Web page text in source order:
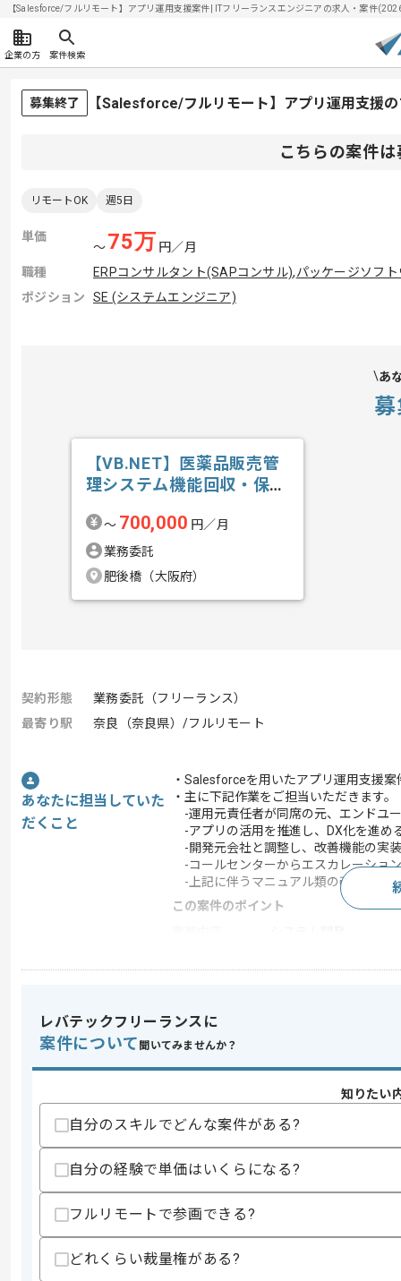
【Salesforce/フルリモート】アプリ運用支援案件| ITフリーランスエンジニアの求人・案件
企業の方 案件検索
募集終了 【Salesforce/フルリモート】アプリ運用支援
こちらの案件
リモートOK 週5日
単価
〜75万 円／月
職種
ERPコンサルタント(SAPコンサル),パッケージソフ
ポジション
SE (システムエンジニア)
あ
【VB.NET】医薬品販売管
理システム機能回収・保守
〜 700,000 円／月
業務委託
肥後橋（大阪府）
契約形態
業務委託（フリーランス）
最寄り駅
奈良（奈良県）/フルリモート
あなたに担当していた
だくこと
・Salesforceを用いたアプリ運用支援
・主に下記作業をご担当いただきます。
-運用元責任者が同席の元、エンドユ
-アプリの活用を推進し、DX化を進め
-開発元会社と調整し、改善機能の実
-コールセンターからエスカレーショ
-上記に伴うマニュアル類の改定作業
この案件のポイント
スキル
求めるスキル
・Salesforceの開発または運用経験合計
・Salesforceのプリセールス経験(デモ
精算・お支払い
精算条件
有
精算基準時間
レバテックフリーランスに
案件について 聞いてみませんか？
知りたい
自分のスキルでどんな案件がある?
自分の経験で単価はいくらになる?
フルリモートで参画できる?
どれくらい裁量権がある?